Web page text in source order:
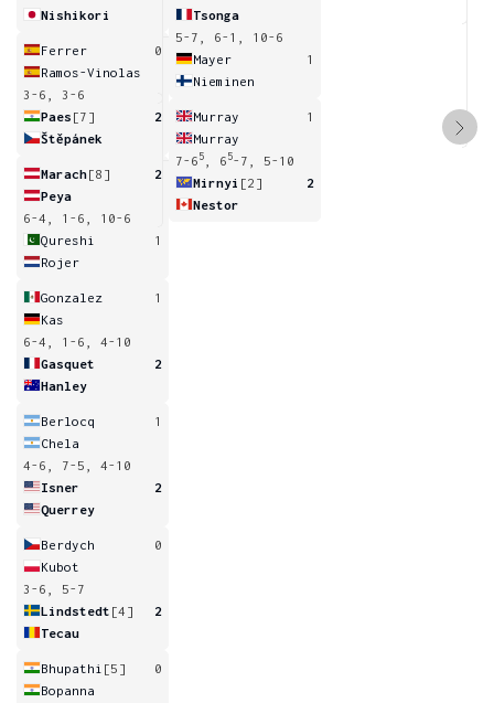
Nishikori
Ferrer
0
Ramos-Vinolas
3-6, 3-6
Paes [7]
2
Štěpánek
Marach[8]
2
Peya
6-4, 1-6, 10-6
Qureshi
1
Rojer
Gonzalez
1
Kas
6-4, 1-6, 4-10
Gasquet
2
Hanley
Berlocq
1
Chela
4-6, 7-5, 4-10
Isner
2
Querrey
Berdych
0
Kubot
3-6, 5-7
Lindstedt [4]
2
Tecau
Bhupathi [5]
0
Bopanna
Tsonga
5-7, 6-1, 10-6
Mayer
1
Nieminen
Murray
1
Murray
7-6 5 , 6 5-7, 5-10
Mirnyi [2]
2
Nestor